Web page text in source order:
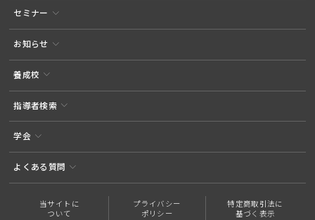
セミナー
お知らせ
養成校
指導者検索
学会
よくある質問
当サイトに
ついて
プライバシー
ポリシー
特定商取引法に
基づく表示